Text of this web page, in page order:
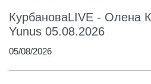
КурбановаLIVE - Олена
Yunus 05.08.2026
05/08/2026